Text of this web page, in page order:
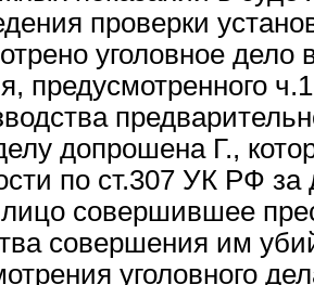
проверки
уголовное
предусмотренного
допрошена Г.,
по ст.307 УК РФ
совершившее
совершения им
уголовного